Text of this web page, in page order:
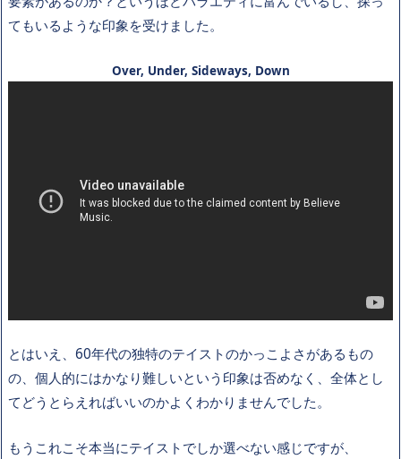
てもいるような印象を受けました。
Over, Under, Sideways, Down
とはいえ、60年代の独特のテイストのかっこよさがあるもの
の、個人的にはかなり難しいという印象は否めなく、全体とし
てどうとらえればいいのかよくわかりませんでした。
もうこれこそ本当にテイストでしか選べない感じですが、